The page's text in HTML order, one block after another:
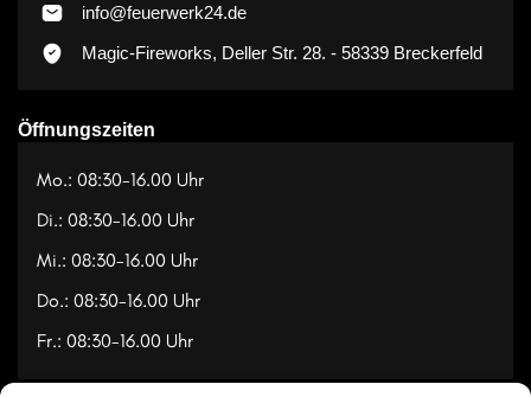
info@feuerwerk24.de
Magic-Fireworks, Deller Str. 28. - 58339 Breckerfeld
Öffnungszeiten
Mo.: 08:30-16.00 Uhr
Di.: 08:30-16.00 Uhr
Mi.: 08:30-16.00 Uhr
Do.: 08:30-16.00 Uhr
Fr.: 08:30-16.00 Uhr